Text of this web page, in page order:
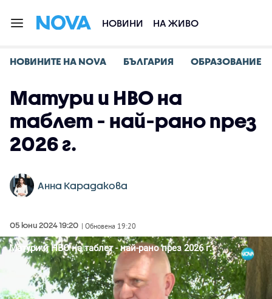
НОВИНИ НА ЖИВО
НОВИНИТЕ НА NOVA БЪЛГАРИЯ ОБРАЗОВАНИЕ
Матури и НВО на
таблет - най-рано през
2026 г.
Анна Карадакова
05 юни 2024 19:20 | Обновена 19:20